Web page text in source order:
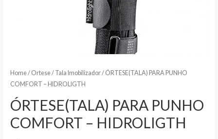
Home/ Ortese/ Tala Imobilizador/ ÓRTESE(TALA) PARA PUNHO
COMFORT – HIDROLIGTH
ÓRTESE(TALA) PARA PUNHO
COMFORT – HIDROLIGTH